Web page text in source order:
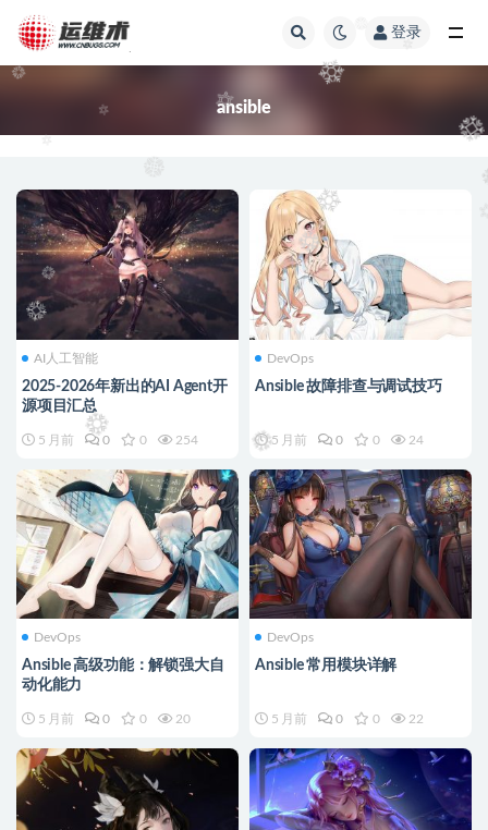
登录
ansible
AI人工智能
2025-2026年新出的AI Agent开
源项目汇总
5 月前 0 0 254
DevOps
Ansible 故障排查与调试技巧
5 月前 0 0 24
DevOps
Ansible 高级功能：解锁强大自
动化能力
5 月前 0 0 20
DevOps
Ansible 常用模块详解
5 月前 0 0 22